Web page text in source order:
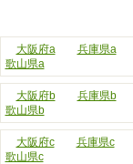
大阪府a
兵庫県a
歌山県a
大阪府b
兵庫県b
歌山県b
大阪府c
兵庫県c
歌山県c